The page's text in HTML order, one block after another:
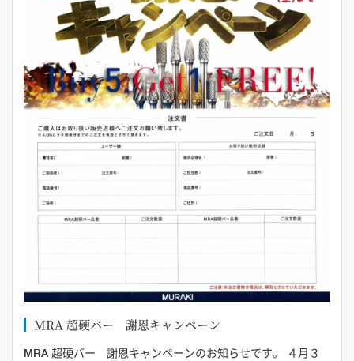
MRA 超硬バー 謝恩キャンペーン
MRA 超硬バー 謝恩キャンペーンのお知らせです。 ４月３